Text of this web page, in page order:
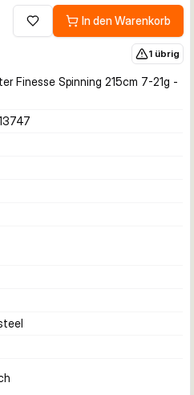
Zur Wunschliste hinzufügen
In den Warenkorb
1 übrig
Finesse Spinning 215cm 7-21g -